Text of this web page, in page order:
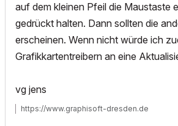
auf dem kleinen Pfeil die Maustaste
gedrückt halten. Dann sollten die
erscheinen. Wenn nicht würde ich
Grafikkartentreibern an eine
vg jens
https://www.graphisoft-dresden.de